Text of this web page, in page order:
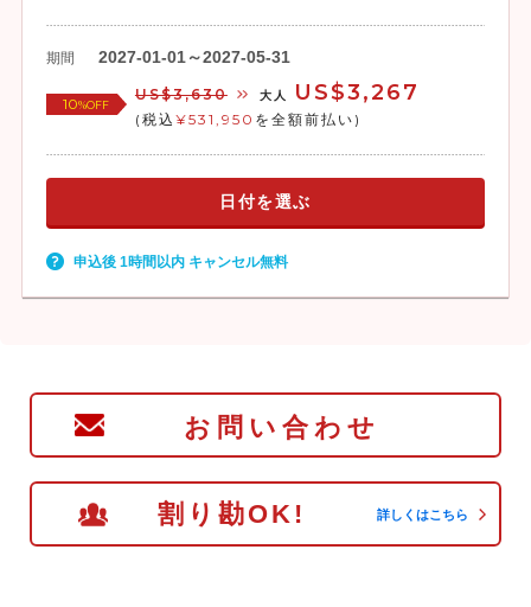
期間 2027-01-01～2027-05-31
10%OFF
US$3,630 大人 US$3,267
(税込 ¥531,950 を全額前払い)
日付を選ぶ
申込後 1時間以内 キャンセル無料
お問い合わせ
割り勘OK! 詳しくはこちら